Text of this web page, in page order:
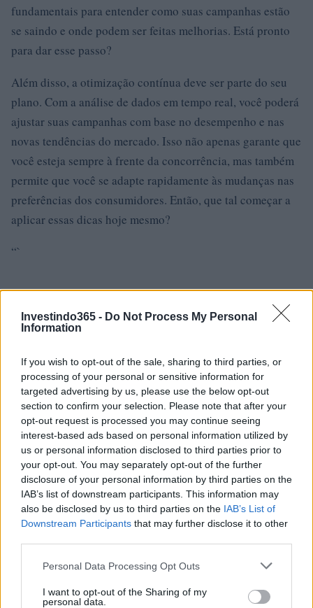
Investindo365 - Do Not Process My Personal
Information
If you wish to opt-out of the sale, sharing to third parties, or
processing of your personal or sensitive information for
targeted advertising by us, please use the below opt-out
section to confirm your selection. Please note that after your
opt-out request is processed you may continue seeing
interest-based ads based on personal information utilized by
us or personal information disclosed to third parties prior to
your opt-out. You may separately opt-out of the further
disclosure of your personal information by third parties on the
IAB’s list of downstream participants. This information may
also be disclosed by us to third parties on the IAB’s List of
Downstream Participants that may further disclose it to other
Please note that this website/app uses one or more Google
not limited to your visit or usage behaviour. You may click to
Personal Data Processing Opt Outs
I want to opt-out of the Sharing of my
personal data.
fundamentais para entender como suas campanhas estão
se saindo e onde podem ser feitas melhorias. Está pronto
para dar esse passo?
Além disso, a otimização contínua deve ser parte do seu
plano. Com a análise de dados em tempo real, você poderá
ajustar suas campanhas com base no desempenho e nas
novas tendências do mercado. Isso não apenas garante que
você esteja sempre à frente da concorrência, mas também
permite que você se adapte rapidamente às mudanças nas
preferências dos consumidores. Então, que tal começar a
aplicar essas dicas hoje mesmo?
“`
Staff